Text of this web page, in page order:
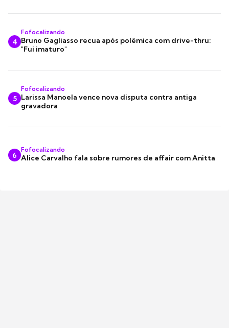
4
Fofocalizando
Bruno Gagliasso recua após polêmica com drive-thru:
"Fui imaturo"
5
Fofocalizando
Larissa Manoela vence nova disputa contra antiga
gravadora
6
Fofocalizando
Alice Carvalho fala sobre rumores de affair com Anitta